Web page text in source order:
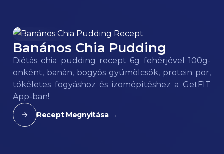
80kcal
Banános Chia Pudding
Diétás chia pudding recept 6g fehérjével 100g-
onként, banán, bogyós gyümölcsök, protein por,
tökéletes fogyáshoz és izomépítéshez a GetFIT
App-ban!
Recept Megnyitása →